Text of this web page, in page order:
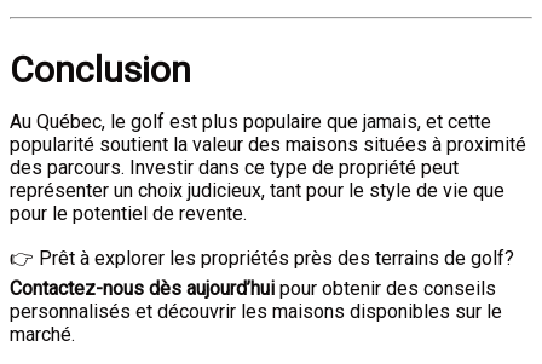
Conclusion
Au Québec, le golf est plus populaire que jamais, et cette
popularité soutient la valeur des maisons situées à proximité
des parcours. Investir dans ce type de propriété peut
représenter un choix judicieux, tant pour le style de vie que
pour le potentiel de revente.
👉 Prêt à explorer les propriétés près des terrains de golf?
Contactez-nous dès aujourd’hui pour obtenir des conseils
personnalisés et découvrir les maisons disponibles sur le
marché.